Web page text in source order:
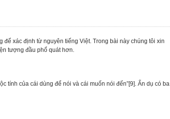
xác định từ nguyên tiếng Việt. Trong bài này chúng tôi xin
tượng đầu phổ quát hơn.
của cái dùng để nói và cái muốn nói đến”[9]. Ẩn dụ có ba